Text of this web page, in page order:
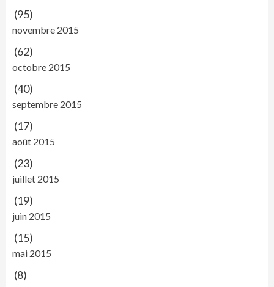
(95)
novembre 2015
(62)
octobre 2015
(40)
septembre 2015
(17)
août 2015
(23)
juillet 2015
(19)
juin 2015
(15)
mai 2015
(8)